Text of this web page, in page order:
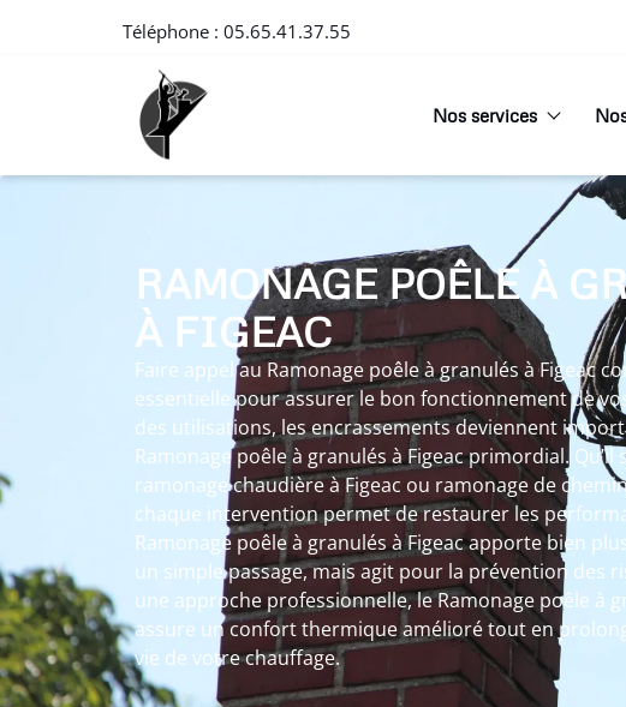
Téléphone : 05.65.41.37.55
Nos services
RAMONAGE POÊLE À
À FIGEAC
Faire appel au Ramonage poêle à granulés à Figeac
essentielle pour assurer le bon fonctionnement de
des utilisations, les encrassements deviennent
Ramonage poêle à granulés à Figeac primordial. Qu’il
ramonage chaudière à Figeac ou ramonage de
chaque intervention permet de restaurer les
Ramonage poêle à granulés à Figeac apporte bien
un simple passage, mais agit pour la prévention des
une approche professionnelle, le Ramonage poêle à
assure un confort thermique amélioré tout en
vie de votre chauffage.